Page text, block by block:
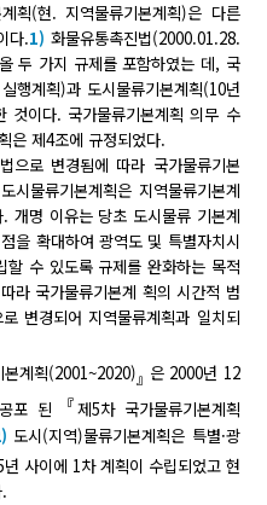
획(현. 지역물류기본계획)은 다른
다.1) 화물유통촉진법(2000.01.28.
두 가지 규제를 포함하였는 데, 국
행계획)과 도시물류기본계획(10년
것이다. 국가물류기본계획 의무 수
은 제4조에 규정되었다.
으로 변경됨에 따라 국가물류기본
시물류기본계획은 지역물류기본계
개명 이유는 당초 도시물류 기본계
을 확대하여 광역도 및 특별자치시
할 수 있도록 규제를 완화하는 목적
라 국가물류기본계 획의 시간적 범
변경되어 지역물류계획과 일치되
계획(2001~2020)』 은 2000년 12
포 된
『제5차 국가물류기본계획
도시(지역)물류기본계획은 특별·광
사이에 1차 계획이 수립되었고 현